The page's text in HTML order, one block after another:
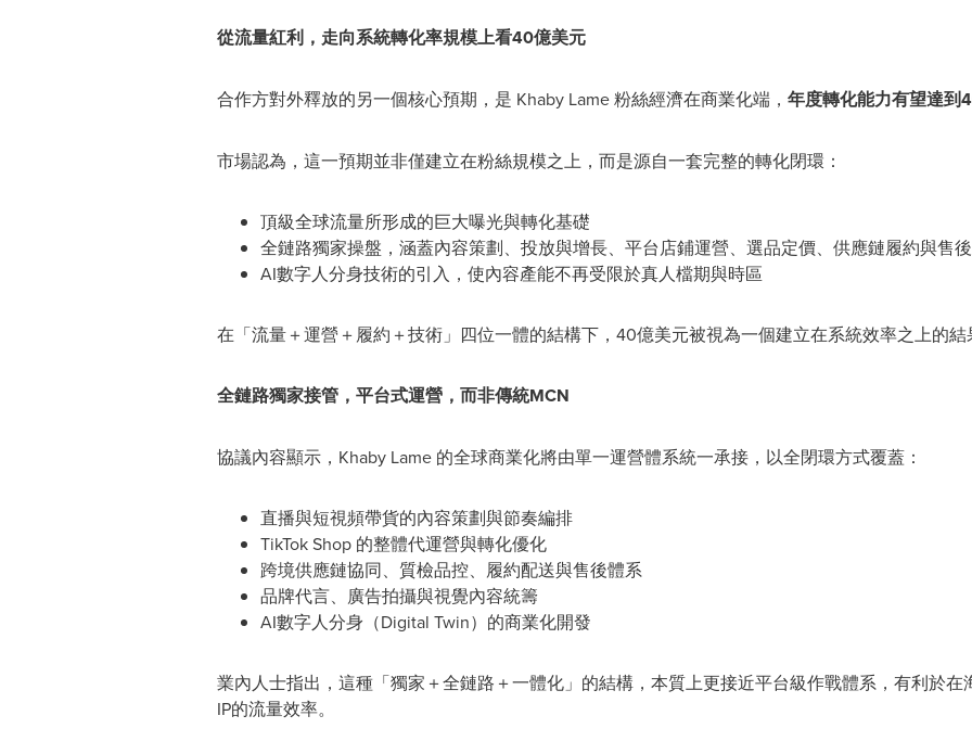
從流量紅利，走向系統轉化率規模上看40億美元
合作方對外釋放的另一個核心預期，是 Khaby Lame 粉絲經濟在商業化端， 年度轉化能力有望達到
市場認為，這一預期並非僅建立在粉絲規模之上，而是源自一套完整的轉化閉環：
頂級全球流量所形成的巨大曝光與轉化基礎
全鏈路獨家操盤，涵蓋內容策劃、投放與增長、平台店鋪運營、選品定價、供應鏈履約與售後
AI數字人分身技術的引入，使內容產能不再受限於真人檔期與時區
在「流量＋運營＋履約＋技術」四位一體的結構下，40億美元被視為一個建立在系統效率之上的結
全鏈路獨家接管，平台式運營，而非傳統MCN
協議內容顯示，Khaby Lame 的全球商業化將由單一運營體系統一承接，以全閉環方式覆蓋：
直播與短視頻帶貨的內容策劃與節奏編排
TikTok Shop 的整體代運營與轉化優化
跨境供應鏈協同、質檢品控、履約配送與售後體系
品牌代言、廣告拍攝與視覺內容統籌
AI數字人分身（Digital Twin）的商業化開發
業內人士指出，這種「獨家＋全鏈路＋一體化」的結構，本質上更接近平台級作戰體系，有利於
IP的流量效率。